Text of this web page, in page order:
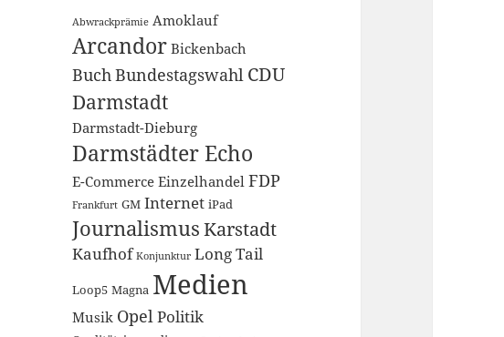
Abwrackprämie Amoklauf
Arcandor Bickenbach
BuchBundestagswahl CDU
Darmstadt
Darmstadt-Dieburg
Darmstädter Echo
E-Commerce Einzelhandel FDP
Frankfurt GM Internet iPad
JournalismusKarstadt
Kaufhof Konjunktur Long Tail
Loop5 Magna Medien
Musik OpelPolitik